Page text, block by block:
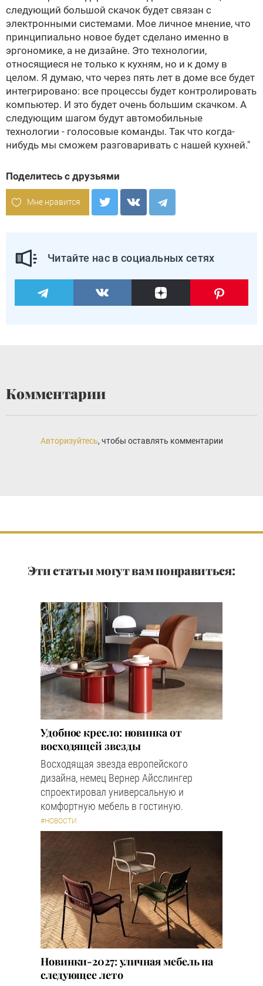
следующий большой скачок будет связан с
электронными системами. Мое личное мнение, что
принципиально новое будет сделано именно в
эргономике, а не дизайне. Это технологии,
относящиеся не только к кухням, но и к дому в
целом. Я думаю, что через пять лет в доме все будет
интегрировано: все процессы будет контролировать
компьютер. И это будет очень большим скачком. А
следующим шагом будут автомобильные
технологии - голосовые команды. Так что когда-
нибудь мы сможем разговаривать с нашей кухней."
Поделитесь с друзьями
Мне нравится
Читайте нас в социальных сетях
Комментарии
Авторизуйтесь, чтобы оставлять комментарии
Эти статьи могут вам понравиться:
Удобное кресло: новинка от
восходящей звезды
Восходящая звезда европейского
дизайна, немец Вернер Айсслингер
спроектировал универсальную и
комфортную мебель в гостиную.
#НОВОСТИ
Новинки-2027: уличная мебель на
следующее лето